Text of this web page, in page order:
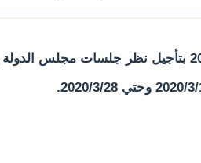
قرار رئيس مجلس الدولة رقم 206 لسنة 2020 بتأجيل نظر جلسات